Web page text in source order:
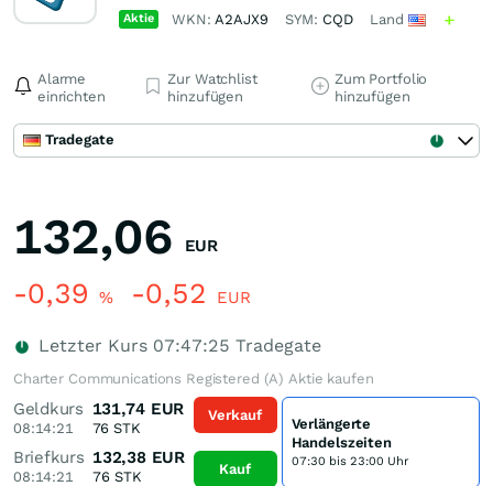
Aktie WKN:A2AJX9 SYM: CQD Land
Alarme
einrichten
Zur Watchlist
hinzufügen
Zum Portfolio
hinzufügen
Tradegate
132,06 EUR
-0,39 % -0,52 EUR
Letzter Kurs 07:47:25 Tradegate
Charter Communications Registered (A) Aktie kaufen
Geldkurs
08:14:21
131,74 EUR
76 STK
Briefkurs
08:14:21
132,38 EUR
76 STK
Verkauf
Kauf
Verlängerte
Handelszeiten
07:30 bis 23:00 Uhr